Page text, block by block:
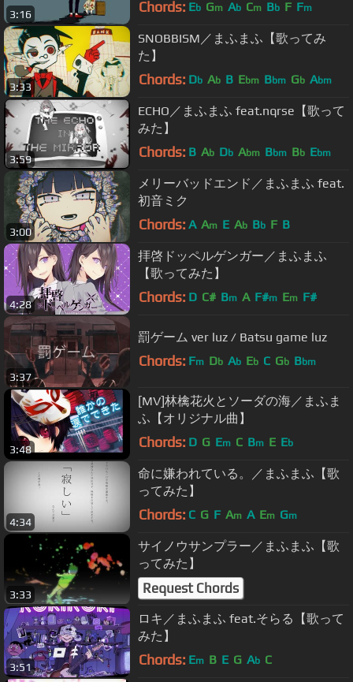
3:16 Chords: Eb Gm Ab Cm Bb F Fm
3:33
SNOBBISM／まふまふ【歌ってみ
た】
Chords: Db Ab B Ebm Bbm Gb Abm
3:59
ECHO／まふまふ feat.nqrse【歌って
みた】
Chords: B Ab Db Abm Bbm Bb Ebm
3:00
メリーバッドエンド／まふまふ feat.
初音ミク
Chords: A Am E Ab Bb F B
4:28
拝啓ドッペルゲンガー／まふまふ
【歌ってみた】
Chords: D C# Bm A F#m Em F#
3:37
罰ゲーム ver luz / Batsu game luz
Chords: Fm Db Ab Eb C Gb Bbm
3:48
[MV]林檎花火とソーダの海／まふま
ふ【オリジナル曲】
Chords: D G Em C Bm E Eb
4:34
命に嫌われている。／まふまふ【歌
ってみた】
Chords: C G F Am A Em Gm
3:33
サイノウサンプラー／まふまふ【歌
ってみた】
Request Chords
3:51
ロキ／まふまふ feat.そらる【歌って
みた】
Chords: Em B E G Ab C